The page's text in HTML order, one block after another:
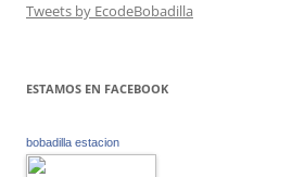
Tweets by EcodeBobadilla
ESTAMOS EN FACEBOOK
bobadilla estacion